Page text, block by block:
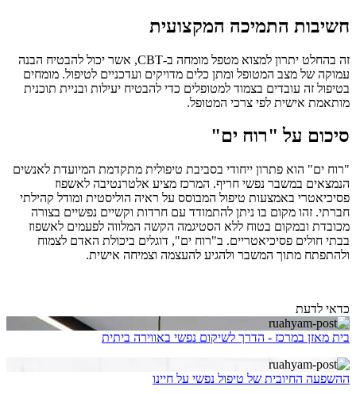
חשיבות התמיכה המקצועית
זה בהחלט יתרון למצוא מטפל מומחה ב-CBT, אשר יכול להבטיח הבנה
עמוקה של מצב המטופל ומתן כלים מדויקים ועדכניים לטיפול. מומחים
בטיפול זה עובדים בצמוד למטופלים כדי להבטיח יעילות ובניית תוכנית
מותאמת אישית לפי צרכי המטופל.
סיכום על "רוח ים"
"רוח ים" הוא פתרון ייחודי בסביבת טיפולית מתקדמת המיועדת לאנשים
הנמצאים במשבר נפשי חריף. המרכז מציע אלטרנטיבה לאשפוז
פסיכיאטרי באמצעות טיפול המבוסס על ראיה הוליסטית ומודל קהילתי
חברתי. זהו מקום בו ניתן להתמודד עם חרדות וקשיים נפשיים בצורה
מכובדת ובמקום בטוח ללא הסטיגמה הקשה המלווה לפעמים לאשפוז
בבתי חולים פסיכיאטריים. ב"רוח ים", דוגלים ביכולת האדם לצמוח
ולהתפתח מתוך המשבר ולהגיע להעצמה וצמיחה אישית.
כדאי לדעת
בית מאזן במרכז - הדרך לשיקום נפשי באווירה ביתית
ההשפעה החיובית של טיפול נפשי על חיינו